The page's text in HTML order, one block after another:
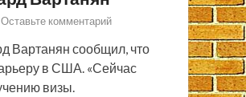
Оставьте комментарий
Вартанян сообщил, что
в США. «Сейчас
визы.